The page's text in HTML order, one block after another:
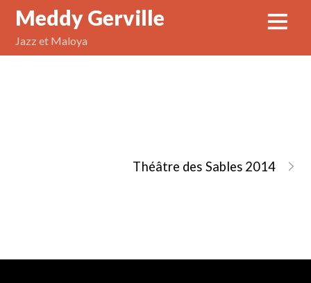
Meddy Gerville
Jazz et Maloya
Théâtre des Sables 2014